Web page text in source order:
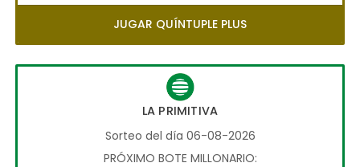
JUGAR QUÍNTUPLE PLUS
LA PRIMITIVA
Sorteo del día 06-08-2026
PRÓXIMO BOTE MILLONARIO: